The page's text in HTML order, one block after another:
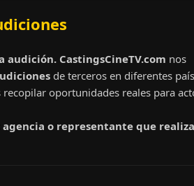
audición. CastingsCineTV.com nos
de terceros en diferentes
oportunidades reales para
agencia o representante que